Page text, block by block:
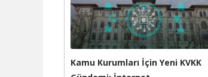
Kamu Kurumları İçin Yeni KVKK